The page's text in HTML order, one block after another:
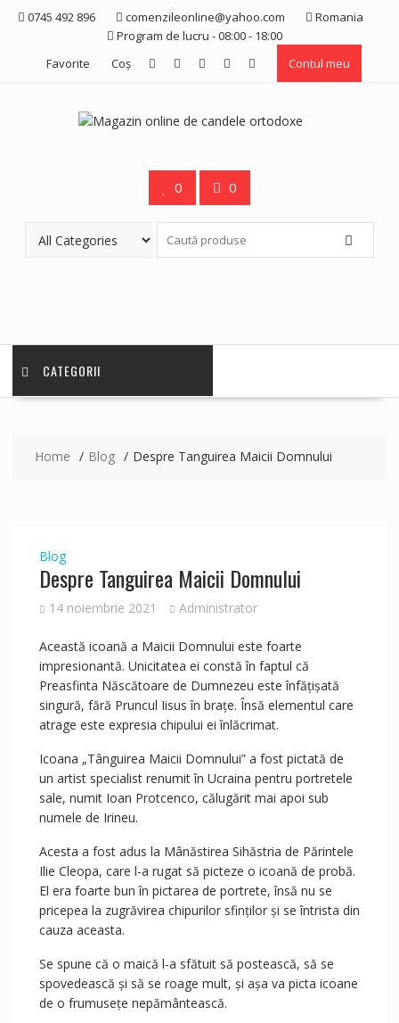
Skip 0745 492 896 comenzileonline@yahoo.com
Romania
Program de lucru - 08:00 - 18:00
Favorite
Coş Contul meu
0 0
CATEGORII
Home Blog Despre Tanguirea Maicii Domnului
Blog
Despre Tanguirea Maicii Domnului
14 noiembrie 2021 Administrator
Această icoană a Maicii Domnului este foarte
impresionantă. Unicitatea ei constă în faptul că
Preasfinta Născătoare de Dumnezeu este înfățișată
singură, fără Pruncul Iisus în brațe. Însă elementul care
atrage este expresia chipului ei înlăcrimat.
Icoana „Tânguirea Maicii Domnului” a fost pictată de
un artist specialist renumit în Ucraina pentru portretele
sale, numit Ioan Protcenco, călugărit mai apoi sub
numele de Irineu.
Acesta a fost adus la Mânăstirea Sihăstria de Părintele
Ilie Cleopa, care l-a rugat să picteze o icoană de probă.
El era foarte bun în pictarea de portrete, însă nu se
pricepea la zugrăvirea chipurilor sfinților și se întrista din
cauza aceasta.
Se spune că o maică l-a sfătuit să postească, să se
spovedească și să se roage mult, și așa va picta icoane
de o frumusețe nepământească.